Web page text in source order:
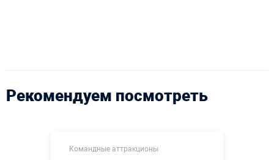
Рекомендуем посмотреть
Командные аттракционы